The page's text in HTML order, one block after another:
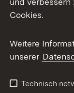
Youtube
Kontakt
Cookies.
Weitere
unserer
Technisch